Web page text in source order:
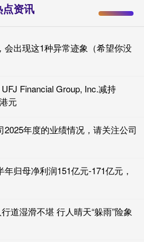
点资讯
会出现这1种异常迹象（希望你没
Financial Group, Inc.减持
元
年度的业绩情况，请关注公司
归母净利润151亿元-171亿元，
道湿滑不堪 行人晴天“躲雨”险象